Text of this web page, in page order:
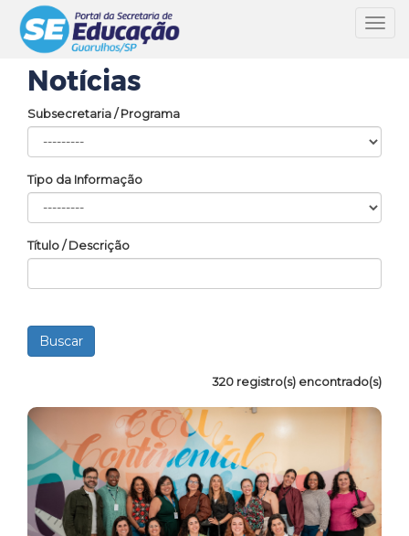
Notícias
Subsecretaria / Programa
Tipo da Informação
Título / Descrição
320 registro(s) encontrado(s)